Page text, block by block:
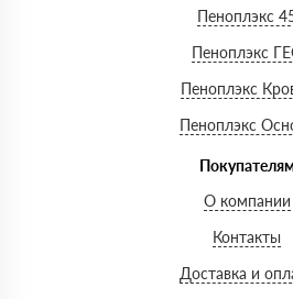
Пеноплэкс
Пеноплэкс
Пеноплэкс
Пеноплэкс
О компании
Контакты
Доставка и